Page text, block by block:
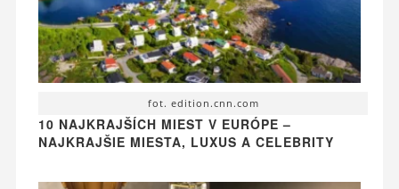
fot. edition.cnn.com
10 NAJKRAJŠÍCH MIEST V EURÓPE –
NAJKRAJŠIE MIESTA, LUXUS A CELEBRITY